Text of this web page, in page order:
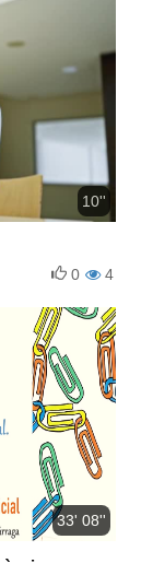
10''
4
0
33' 08''